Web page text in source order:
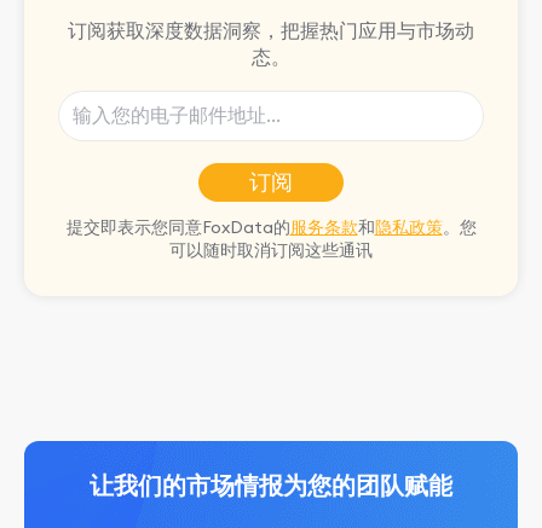
订阅获取深度数据洞察，把握热门应用与市场动
态。
订阅
提交即表示您同意FoxData的服务条款和隐私政策。您
可以随时取消订阅这些通讯
让我们的市场情报为您的团队赋能